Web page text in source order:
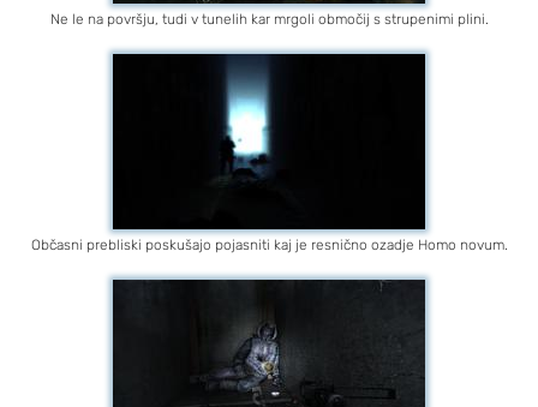
Ne le na površju, tudi v tunelih kar mrgoli območij s strupenimi plini.
Občasni prebliski poskušajo pojasniti kaj je resnično ozadje Homo novum.